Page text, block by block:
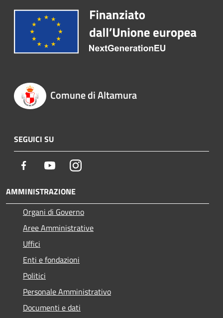
Comune di Altamura
SEGUICI SU
Facebook YoutubeInstagram
AMMINISTRAZIONE
Organi di Governo
Aree Amministrative
Uffici
Enti e fondazioni
Politici
Personale Amministrativo
Documenti e dati